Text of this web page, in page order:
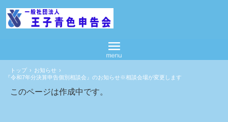
トップ › お知らせ ›
『令和7年分決算申告個別相談会』のお知らせ※相談会場が変更します
このページは作成中です。